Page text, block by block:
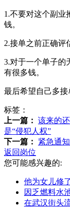
1.不要对这个副业
钱。
2.接单之前正确评
3.对于一个单子的
有很多钱。
最后希望自己多接
标签：
上一篇： 该来的
是“侵犯人权”
下一篇：
紧急通
返回岗位
您可能感兴趣的:
他为女儿修
因乏燃料水
在武汉街头